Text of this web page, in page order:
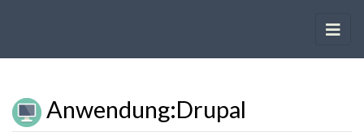
Anwendung:Drupal